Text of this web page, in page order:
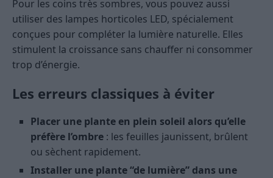
Pour les coins très sombres, vous pouvez aussi
utiliser des lampes horticoles LED, spécialement
conçues pour compléter la lumière naturelle. Elles
stimulent la croissance sans chauffer ni consommer
trop d’énergie.
Les erreurs classiques à éviter
Placer une plante en plein soleil alors qu’elle
préfère l’ombre : les feuilles jaunissent, brûlent
ou sèchent rapidement.
Installer une plante “de lumière” dans une